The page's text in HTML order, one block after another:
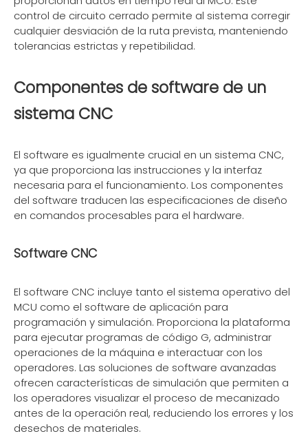
control de circuito cerrado permite al sistema corregir
cualquier desviación de la ruta prevista, manteniendo
tolerancias estrictas y repetibilidad.
Componentes de software de un
sistema CNC
El software es igualmente crucial en un sistema CNC,
ya que proporciona las instrucciones y la interfaz
necesaria para el funcionamiento. Los componentes
del software traducen las especificaciones de diseño
en comandos procesables para el hardware.
Software CNC
El software CNC incluye tanto el sistema operativo del
MCU como el software de aplicación para
programación y simulación. Proporciona la plataforma
para ejecutar programas de código G, administrar
operaciones de la máquina e interactuar con los
operadores. Las soluciones de software avanzadas
ofrecen características de simulación que permiten a
los operadores visualizar el proceso de mecanizado
antes de la operación real, reduciendo los errores y los
desechos de materiales.